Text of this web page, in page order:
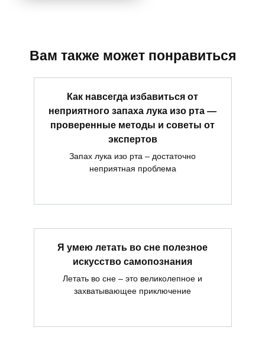
Вам также может понравиться
Как навсегда избавиться от
неприятного запаха лука изо рта —
проверенные методы и советы от
экспертов
Запах лука изо рта – достаточно
неприятная проблема
Я умею летать во сне полезное
искусство самопознания
Летать во сне – это великолепное и
захватывающее приключение